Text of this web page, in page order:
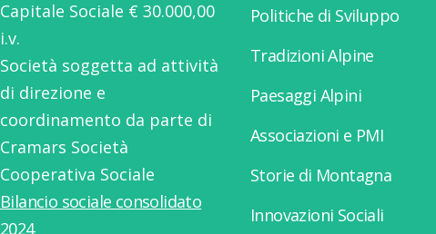
Capitale Sociale € 30.000,00
i.v.
Società soggetta ad attività
di direzione e
coordinamento da parte di
Cramars Società
Cooperativa Sociale
Bilancio sociale consolidato
2024
Politiche di Sviluppo
Tradizioni Alpine
Paesaggi Alpini
Associazioni e PMI
Storie di Montagna
Innovazioni Sociali